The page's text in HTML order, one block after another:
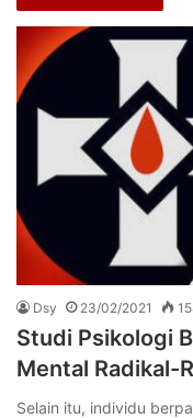
Dsy 23/02/2021
Studi Psikologi
Mental Radikal-
Selain itu, individu